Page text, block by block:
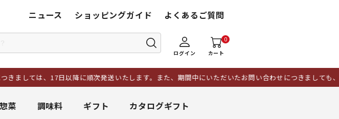
ニュース ショッピングガイド よくあるご質問
ログイン
0
カート
日以降に順次発送いたします。また、期間中にいただいたお問い合わせにつきましても、17日以降に
惣菜 調味料 ギフト カタログギフト